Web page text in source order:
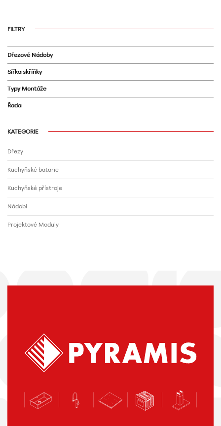
FILTRY
Dřezové Nádoby
Sířka skříňky
Typy Montáže
Řada
KATEGORIE
Dřezy
Kuchyňské batarie
Kuchyňské přístroje
Nádobí
Projektové Moduly